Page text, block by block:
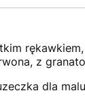
z
dla